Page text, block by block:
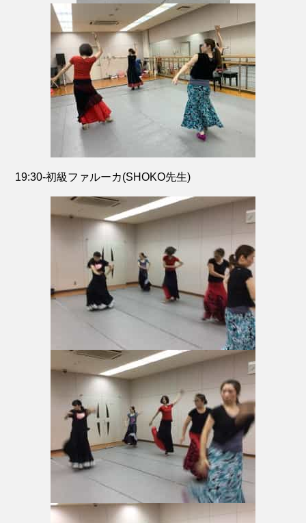
19:30-初級ファルーカ(SHOKO先生)